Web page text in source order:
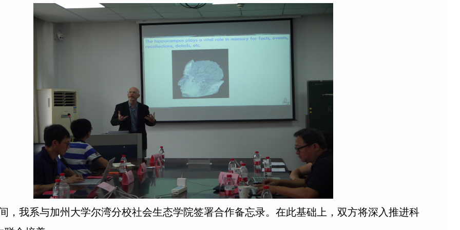
，我系与加州大学尔湾分校社会生态学院签署合作备忘录。在此基础上，双方将深入推进科